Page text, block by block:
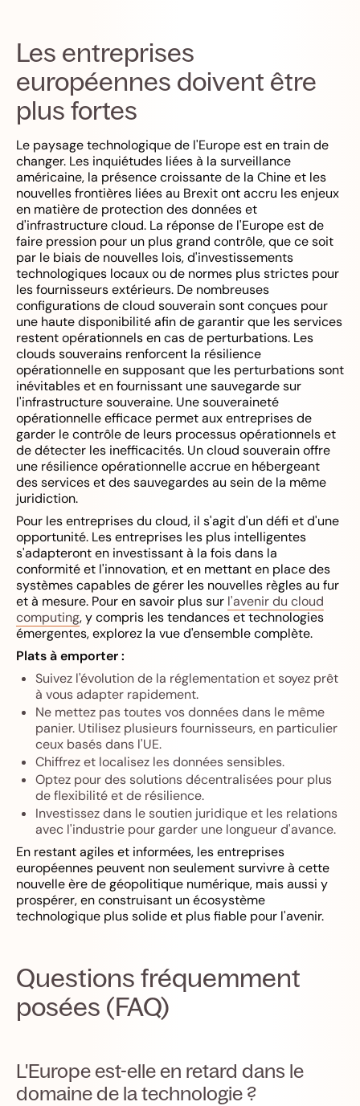
Les entreprises
européennes doivent être
plus fortes
Le paysage technologique de l'Europe est en train de
changer. Les inquiétudes liées à la surveillance
américaine, la présence croissante de la Chine et les
nouvelles frontières liées au Brexit ont accru les enjeux
en matière de protection des données et
d'infrastructure cloud. La réponse de l'Europe est de
faire pression pour un plus grand contrôle, que ce soit
par le biais de nouvelles lois, d'investissements
technologiques locaux ou de normes plus strictes pour
les fournisseurs extérieurs. De nombreuses
configurations de cloud souverain sont conçues pour
une haute disponibilité afin de garantir que les services
restent opérationnels en cas de perturbations. Les
clouds souverains renforcent la résilience
opérationnelle en supposant que les perturbations sont
inévitables et en fournissant une sauvegarde sur
l'infrastructure souveraine. Une souveraineté
opérationnelle efficace permet aux entreprises de
garder le contrôle de leurs processus opérationnels et
de détecter les inefficacités. Un cloud souverain offre
une résilience opérationnelle accrue en hébergeant
des services et des sauvegardes au sein de la même
juridiction.
Pour les entreprises du cloud, il s'agit d'un défi et d'une
opportunité. Les entreprises les plus intelligentes
s'adapteront en investissant à la fois dans la
conformité et l'innovation, et en mettant en place des
systèmes capables de gérer les nouvelles règles au fur
et à mesure. Pour en savoir plus sur l'avenir du cloud
computing, y compris les tendances et technologies
émergentes, explorez la vue d'ensemble complète.
Plats à emporter :
Suivez l'évolution de la réglementation et soyez prêt
à vous adapter rapidement.
Ne mettez pas toutes vos données dans le même
panier. Utilisez plusieurs fournisseurs, en particulier
ceux basés dans l'UE.
Chiffrez et localisez les données sensibles.
Optez pour des solutions décentralisées pour plus
de flexibilité et de résilience.
Investissez dans le soutien juridique et les relations
avec l'industrie pour garder une longueur d'avance.
En restant agiles et informées, les entreprises
européennes peuvent non seulement survivre à cette
nouvelle ère de géopolitique numérique, mais aussi y
prospérer, en construisant un écosystème
technologique plus solide et plus fiable pour l'avenir.
Questions fréquemment
posées (FAQ)
L'Europe est-elle en retard dans le
domaine de la technologie ?